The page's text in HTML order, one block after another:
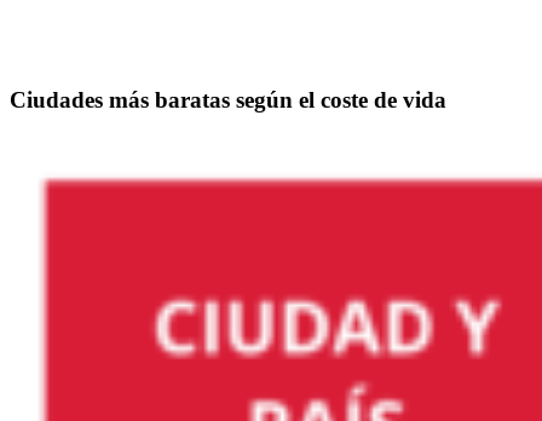
Ciudades más baratas según el coste de vida